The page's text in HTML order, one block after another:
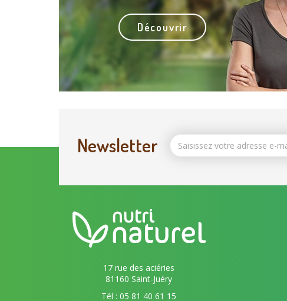
Découvrir
Newsletter
17 rue des aciéries
81160 Saint-Juéry
Tél : 05 81 40 61 15